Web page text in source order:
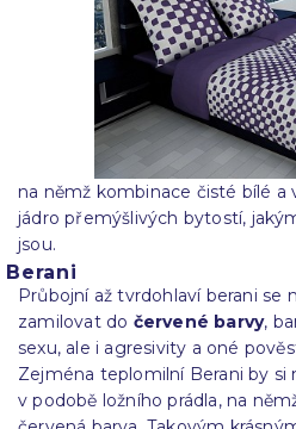
na němž kombinace čisté bílé a
jádro přemýšlivých bytostí,
jsou.
Berani
Průbojní až tvrdohlaví berani se
zamilovat do červené barvy,
sexu, ale i agresivity a oné
Zejména teplomilní Berani by si
v podobě ložního prádla, na